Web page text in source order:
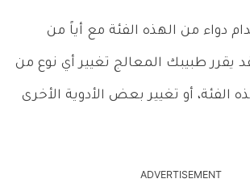
دواء من الهذه الفئة مع أياً من
فقد يقرر طبيبك المعالج تغيير أي نوع من
الفئة، أو تغيير بعض الأدوية الأخرى
ADVERTISEMENT